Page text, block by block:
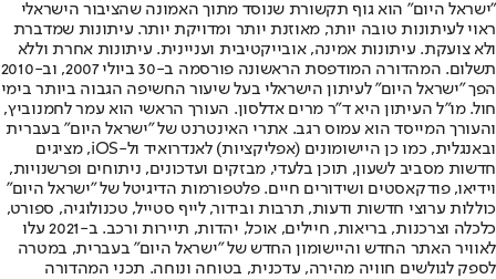
"ישראל היום" הוא גוף תקשורת שנוסד מתוך האמונה שהציבור הישראלי
ראוי לעיתונות טובה יותר, מאוזנת יותר ומדויקת יותר. עיתונות שמדברת
ולא צועקת. עיתונות אמינה, אובייקטיבית ועניינית. עיתונות אחרת וללא
תשלום. המהדורה המודפסת הראשונה פורסמה ב-30 ביולי 2007, וב-2010
הפך "ישראל היום" לעיתון הישראלי בעל שיעור החשיפה הגבוה ביותר בימי
חול. מו"ל העיתון היא ד"ר מרים אדלסון. העורך הראשי הוא עמר לחמנוביץ,
והעורך המייסד הוא עמוס רגב. אתרי האינטרנט של "ישראל היום" בעברית
ובאנגלית, כמו כן היישומונים (אפליקציות) לאנדרואיד ול-iOS, מציגים
חדשות מסביב לשעון, תוכן בלעדי, מבזקים ועדכונים, ניתוחים ופרשנויות,
וידיאו, פודקאסטים ושידורים חיים. פלטפורמות הדיגיטל של "ישראל היום"
כוללות ערוצי חדשות ודעות, תרבות ובידור, לייף סטייל, טכנולוגיה, ספורט,
כלכלה וצרכנות, בריאות, חיילים, אוכל, יהדות, תיירות ורכב. ב-2021 עלו
לאוויר האתר החדש והיישומון החדש של "ישראל היום" בעברית, במטרה
לספק לגולשים חוויה מהירה, עדכנית, בטוחה ונוחה. תכני המהדורה